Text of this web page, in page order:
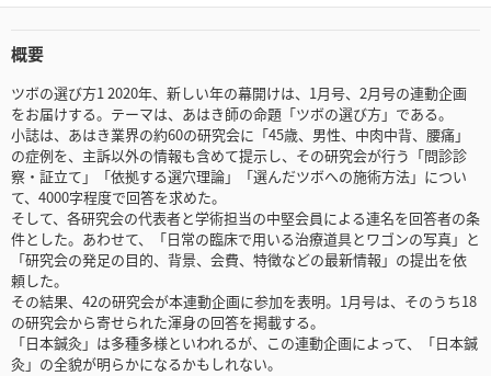
概要
ツボの選び方1 2020年、新しい年の幕開けは、1月号、2月号の連動企画
をお届けする。テーマは、あはき師の命題「ツボの選び方」である。
小誌は、あはき業界の約60の研究会に「45歳、男性、中肉中背、腰痛」
の症例を、主訴以外の情報も含めて提示し、その研究会が行う「問診診
察・証立て」「依拠する選穴理論」「選んだツボへの施術方法」につい
て、4000字程度で回答を求めた。
そして、各研究会の代表者と学術担当の中堅会員による連名を回答者の条
件とした。あわせて、「日常の臨床で用いる治療道具とワゴンの写真」と
「研究会の発足の目的、背景、会費、特徴などの最新情報」の提出を依
頼した。
その結果、42の研究会が本連動企画に参加を表明。1月号は、そのうち18
の研究会から寄せられた渾身の回答を掲載する。
「日本鍼灸」は多種多様といわれるが、この連動企画によって、「日本鍼
灸」の全貌が明らかになるかもしれない。